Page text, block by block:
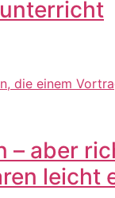
– aber
leicht